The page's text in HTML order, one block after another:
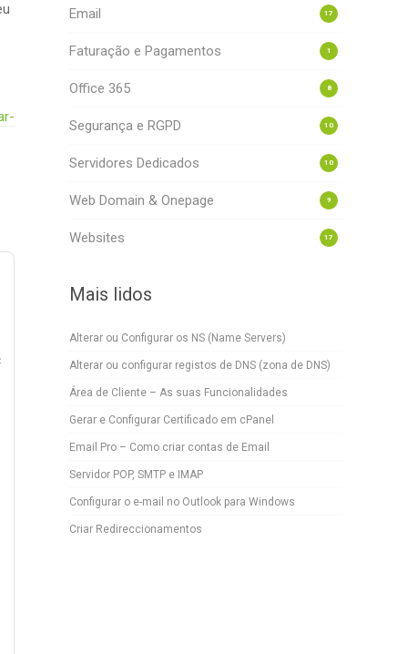
17
Email
1
Faturação e Pagamentos
8
Office 365
10
Segurança e RGPD
10
Servidores Dedicados
9
Web Domain & Onepage
17
Websites
Mais lidos
Alterar ou Configurar os NS (Name Servers)
Alterar ou configurar registos de DNS (zona de DNS)
Área de Cliente – As suas Funcionalidades
Gerar e Configurar Certificado em cPanel
Email Pro – Como criar contas de Email
Servidor POP, SMTP e IMAP
Configurar o e-mail no Outlook para Windows
Criar Redireccionamentos